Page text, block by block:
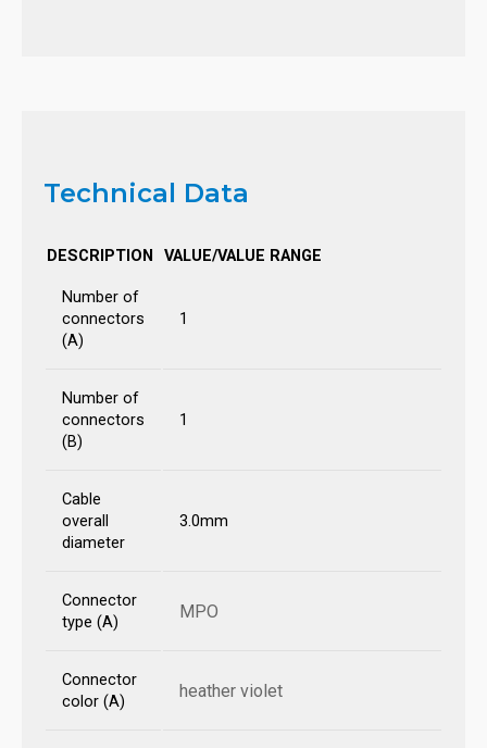
Technical Data
DESCRIPTION VALUE/VALUE RANGE
Number of
connectors
(A)
1
Number of
connectors
(B)
1
Cable
overall
diameter
3.0mm
Connector
type (A)
MPO
Connector
color (A)
heather violet